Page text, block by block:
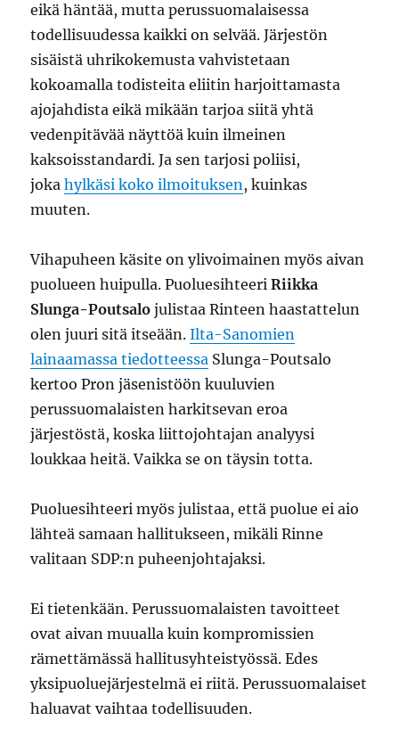
eikä häntää, mutta perussuomalaisessa
todellisuudessa kaikki on selvää. Järjestön
sisäistä uhrikokemusta vahvistetaan
kokoamalla todisteita eliitin harjoittamasta
ajojahdista eikä mikään tarjoa siitä yhtä
vedenpitävää näyttöä kuin ilmeinen
kaksoisstandardi. Ja sen tarjosi poliisi,
jokahylkäsi koko ilmoituksen, kuinkas
muuten.
Vihapuheen käsite on ylivoimainen myös aivan
puolueen huipulla. PuoluesihteeriRiikka
Slunga-Poutsalo julistaa Rinteen haastattelun
olen juuri sitä itseään.Ilta-Sanomien
lainaamassa tiedotteessa Slunga-Poutsalo
kertoo Pron jäsenistöön kuuluvien
perussuomalaisten harkitsevan eroa
järjestöstä, koska liittojohtajan analyysi
loukkaa heitä. Vaikka se on täysin totta.
Puoluesihteeri myös julistaa, että puolue ei aio
lähteä samaan hallitukseen, mikäli Rinne
valitaan SDP:n puheenjohtajaksi.
Ei tietenkään. Perussuomalaisten tavoitteet
ovat aivan muualla kuin kompromissien
rämettämässä hallitusyhteistyössä. Edes
yksipuoluejärjestelmä ei riitä. Perussuomalaiset
haluavat vaihtaa todellisuuden.